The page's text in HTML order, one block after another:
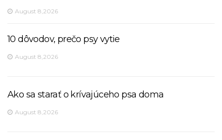
August 8,2026
10 dôvodov, prečo psy vytie
August 8,2026
Ako sa starať o krívajúceho psa doma
August 8,2026